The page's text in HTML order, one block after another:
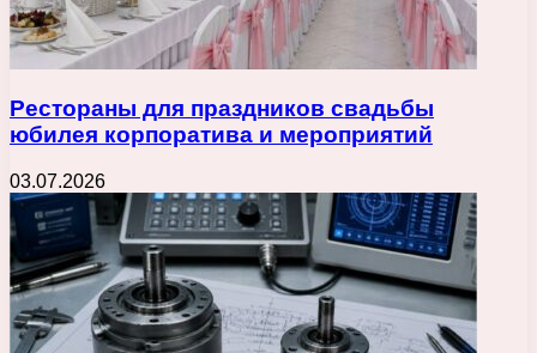
Рестораны для праздников свадьбы
юбилея корпоратива и мероприятий
03.07.2026